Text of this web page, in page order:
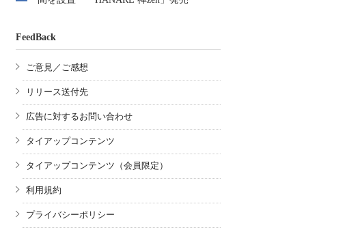
FeedBack
ご意見／ご感想
リリース送付先
広告に対するお問い合わせ
タイアップコンテンツ
タイアップコンテンツ（会員限定）
利用規約
プライバシーポリシー